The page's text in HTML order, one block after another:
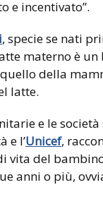
e incentivato”.
, specie se nati
materno è un
della
latte.
e le
e l’Unicef,
vita del
anni o più,